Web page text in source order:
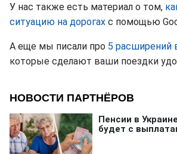
У нас также есть материал о том,
ситуацию на дорогах с помощью
А еще мы писали про 5 расширений
которые сделают ваши поездки